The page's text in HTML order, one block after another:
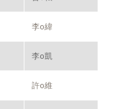
李o緯
李o凱
許o維